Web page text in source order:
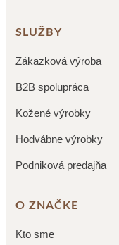
SLUŽBY
Zákazková výroba
B2B spolupráca
Kožené výrobky
Hodvábne výrobky
Podniková predajňa
O ZNAČKE
Kto sme